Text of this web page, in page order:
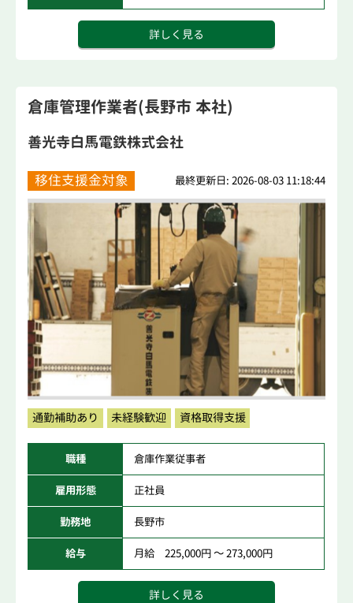
詳しく見る
倉庫管理作業者(長野市 本社)
善光寺白馬電鉄株式会社
移住支援金対象 最終更新日: 2026-08-03 11:18:44
通勤補助あり 未経験歓迎 資格取得支援
職種 倉庫作業従事者
雇用形態 正社員
勤務地 長野市
給与 月給 225,000円 ～ 273,000円
詳しく見る